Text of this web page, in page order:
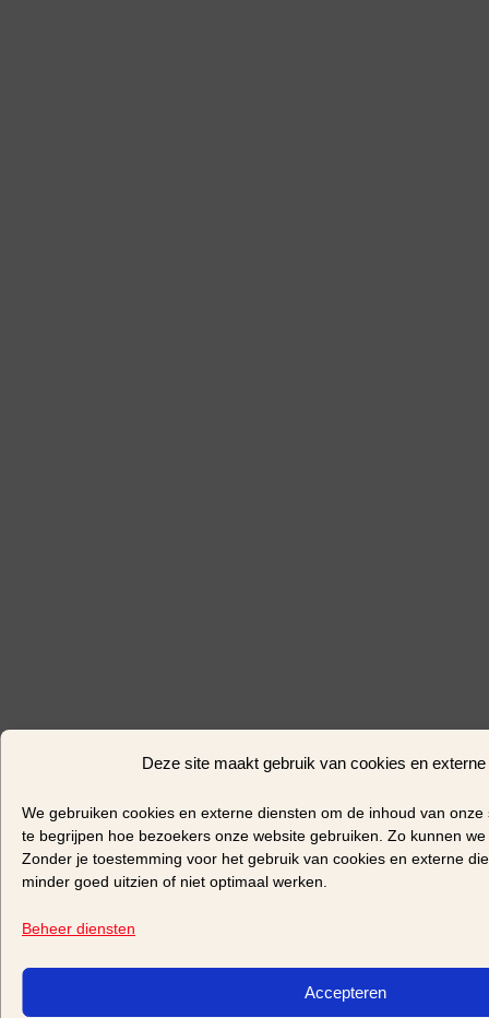
Deze site maakt gebruik van cookies en externe
We gebruiken cookies en externe diensten om de inhoud van onze
te begrijpen hoe bezoekers onze website gebruiken. Zo kunnen
Zonder je toestemming voor het gebruik van cookies en externe
minder goed uitzien of niet optimaal werken.
Beheer diensten
Accepteren